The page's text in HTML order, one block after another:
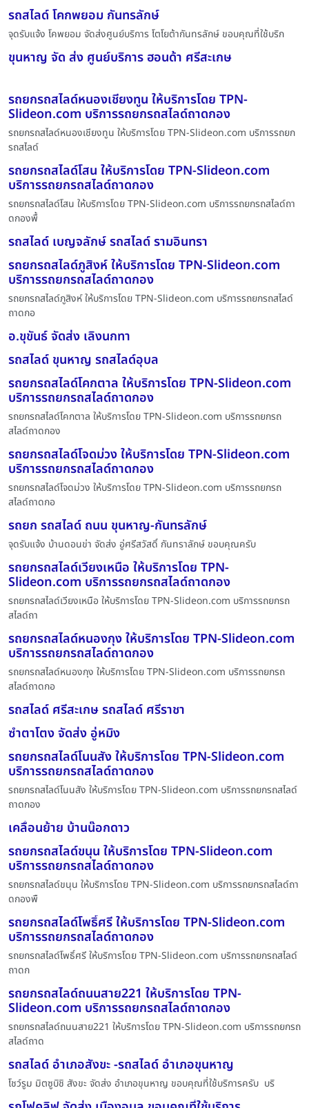
รถสไลด์ โคกพยอม กันทรลักษ์
จุดรับแจ้ง โคพยอม จัดส่งศูนย์บริการ โตโยต้ากันทรลักษ์ ขอบคุณที่ใช้บริก
ขุนหาญ จัด ส่ง ศูนย์บริการ ฮอนด้า ศรีสะเกษ
รถยกรถสไลด์หนองเชียงทูน ให้บริการโดย TPN-
Slideon.com บริการรถยกรถสไลด์ถาดกอง
รถยกรถสไลด์หนองเชียงทูน ให้บริการโดย TPN-Slideon.com บริการรถยก
รถสไลด์
รถยกรถสไลด์โสน ให้บริการโดย TPN-Slideon.com
บริการรถยกรถสไลด์ถาดกอง
รถยกรถสไลด์โสน ให้บริการโดย TPN-Slideon.com บริการรถยกรถสไลด์ถา
ดกองพื้
รถสไลด์ เบญจลักษ์ รถสไลด์ รามอินทรา
รถยกรถสไลด์ภูสิงห์ ให้บริการโดย TPN-Slideon.com
บริการรถยกรถสไลด์ถาดกอง
รถยกรถสไลด์ภูสิงห์ ให้บริการโดย TPN-Slideon.com บริการรถยกรถสไลด์
ถาดกอ
อ.ขุขันธ์ จัดส่ง เลิงนกทา
รถสไลด์ ขุนหาญ รถสไลด์อุบล
รถยกรถสไลด์โคกตาล ให้บริการโดย TPN-Slideon.com
บริการรถยกรถสไลด์ถาดกอง
รถยกรถสไลด์โคกตาล ให้บริการโดย TPN-Slideon.com บริการรถยกรถ
สไลด์ถาดกอง
รถยกรถสไลด์โจดม่วง ให้บริการโดย TPN-Slideon.com
บริการรถยกรถสไลด์ถาดกอง
รถยกรถสไลด์โจดม่วง ให้บริการโดย TPN-Slideon.com บริการรถยกรถ
สไลด์ถาดกอ
รถยก รถสไลด์ ถนน ขุนหาญ-กันทรลักษ์
จุดรับแจ้ง บ้านดอนข่า จัดส่ง อู่ศรีสวัสดิ์ กันทราลักษ์ ขอบคุณครับ
รถยกรถสไลด์เวียงเหนือ ให้บริการโดย TPN-
Slideon.com บริการรถยกรถสไลด์ถาดกอง
รถยกรถสไลด์เวียงเหนือ ให้บริการโดย TPN-Slideon.com บริการรถยกรถ
สไลด์ถา
รถยกรถสไลด์หนองกุง ให้บริการโดย TPN-Slideon.com
บริการรถยกรถสไลด์ถาดกอง
รถยกรถสไลด์หนองกุง ให้บริการโดย TPN-Slideon.com บริการรถยกรถ
สไลด์ถาดกอ
รถสไลด์ ศรีสะเกษ รถสไลด์ ศรีราชา
ซำตาโตง จัดส่ง อู่หมิง
รถยกรถสไลด์โนนสัง ให้บริการโดย TPN-Slideon.com
บริการรถยกรถสไลด์ถาดกอง
รถยกรถสไลด์โนนสัง ให้บริการโดย TPN-Slideon.com บริการรถยกรถสไลด์
ถาดกอง
เคลื่อนย้าย บ้านน๊อกดาว
รถยกรถสไลด์ขนุน ให้บริการโดย TPN-Slideon.com
บริการรถยกรถสไลด์ถาดกอง
รถยกรถสไลด์ขนุน ให้บริการโดย TPN-Slideon.com บริการรถยกรถสไลด์ถา
ดกองพื
รถยกรถสไลด์โพธิ์ศรี ให้บริการโดย TPN-Slideon.com
บริการรถยกรถสไลด์ถาดกอง
รถยกรถสไลด์โพธิ์ศรี ให้บริการโดย TPN-Slideon.com บริการรถยกรถสไลด์
ถาดก
รถยกรถสไลด์ถนนสาย221 ให้บริการโดย TPN-
Slideon.com บริการรถยกรถสไลด์ถาดกอง
รถยกรถสไลด์ถนนสาย221 ให้บริการโดย TPN-Slideon.com บริการรถยกรถ
สไลด์ถาด
รถสไลด์ อำเภอสังขะ -รถสไลด์ อำเภอขุนหาญ
โชว์รูม มิตซูบิชิ สังขะ จัดส่ง อำเภอขุนหาญ ขอบคุณที่ใช้บริการครับ บริ